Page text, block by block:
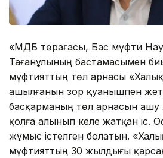
«ҚМДБ төрағасы, Бас мүфти
Тағанұлының бастамасымен
мүфтияттың төл арнасы
ашылғанын зор қуанышпен
басқарманың төл арнасын ашу
қолға алынып келе жатқан іс.
жұмыс істелген болатын.
мүфтияттың 30 жылдығы